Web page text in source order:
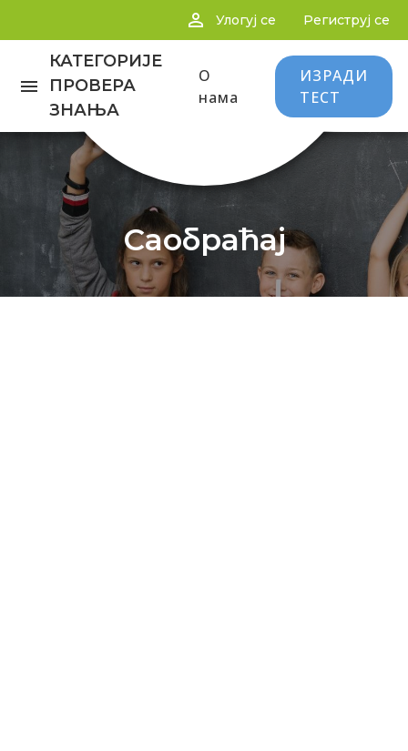
person_outline Улогуј се Региструј се
menu
КАТЕГОРИЈЕ
ПРОВЕРА
ЗНАЊА
О
нама
ИЗРАДИ
ТЕСТ
Саобраћај